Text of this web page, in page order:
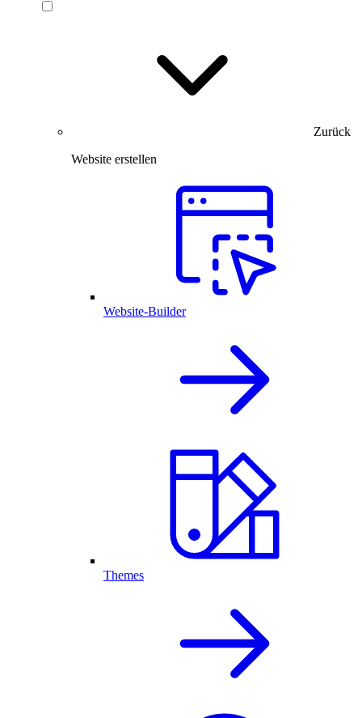
Zurück
Website erstellen
Website-Builder
Themes